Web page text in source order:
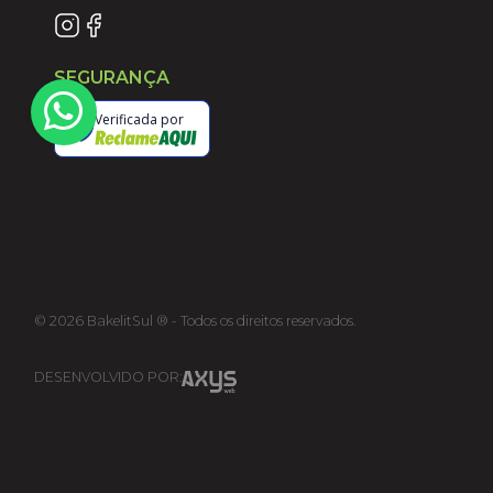
SEGURANÇA
Verificada por
© 2026BakelitSul ® - Todos os direitos reservados.
DESENVOLVIDO POR: